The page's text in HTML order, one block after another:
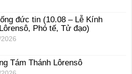
đức tin (10.08 – Lễ Kính
Phó tế, Tử đạo)
Tám Thánh Lôrensô